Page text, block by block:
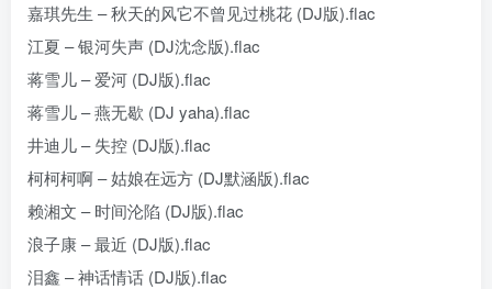
嘉琪先生 – 秋天的风它不曾见过桃花 (DJ版).flac
江夏 – 银河失声 (DJ沈念版).flac
蒋雪儿 – 爱河 (DJ版).flac
蒋雪儿 – 燕无歇 (DJ yaha).flac
井迪儿 – 失控 (DJ版).flac
柯柯柯啊 – 姑娘在远方 (DJ默涵版).flac
赖湘文 – 时间沦陷 (DJ版).flac
浪子康 – 最近 (DJ版).flac
泪鑫 – 神话情话 (DJ版).flac